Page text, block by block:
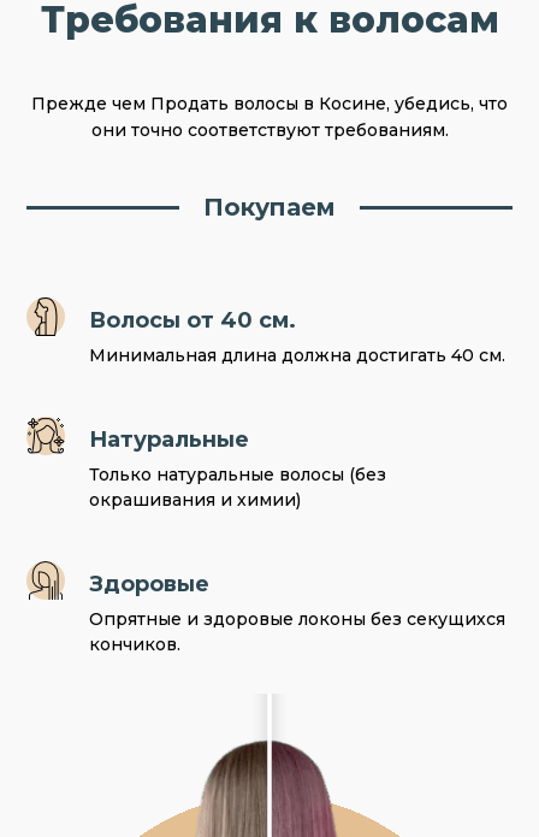
Требования к волосам
Прежде чем Продать волосы в Косине, убедись, что
они точно соответствуют требованиям.
Покупаем
Волосы от 40 см.
Минимальная длина должна достигать 40 см.
Натуральные
Только натуральные волосы (без
окрашивания и химии)
Здоровые
Опрятные и здоровые локоны без секущихся
кончиков.